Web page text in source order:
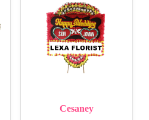
Cesaney